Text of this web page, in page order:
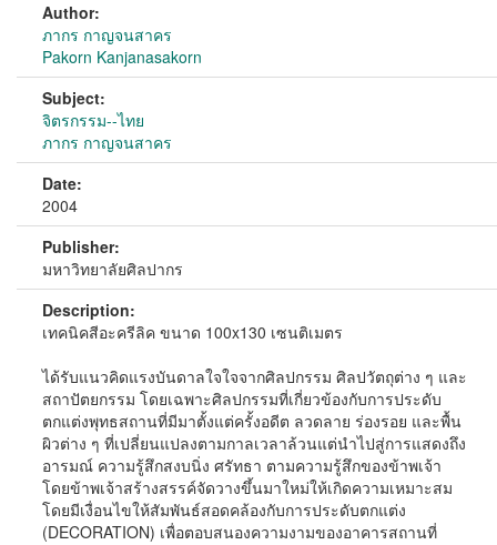
Author:
ภากร กาญจนสาคร
Pakorn Kanjanasakorn
Subject:
จิตรกรรม--ไทย
ภากร กาญจนสาคร
Date:
2004
Publisher:
มหาวิทยาลัยศิลปากร
Description:
เทคนิคสีอะครีลิค ขนาด 100x130 เซนติเมตร
ได้รับแนวคิดแรงบันดาลใจใจจากศิลปกรรม ศิลปวัตถุต่าง ๆ และ
สถาปัตยกรรม โดยเฉพาะศิลปกรรมที่เกี่ยวข้องกับการประดับ
ตกแต่งพุทธสถานที่มีมาตั้งแต่ครั้งอดีต ลวดลาย ร่องรอย และพื้น
ผิวต่าง ๆ ที่เปลี่ยนแปลงตามกาลเวลาล้วนแต่นำไปสู่การแสดงถึง
อารมณ์ ความรู้สึกสงบนิ่ง ศรัทธา ตามความรู้สึกของข้าพเจ้า
โดยข้าพเจ้าสร้างสรรค์จัดวางขึ้นมาใหม่ให้เกิดความเหมาะสม
โดยมีเงื่อนไขให้สัมพันธ์สอดคล้องกับการประดับตกแต่ง
(DECORATION) เพื่อตอบสนองความงามของอาคารสถานที่